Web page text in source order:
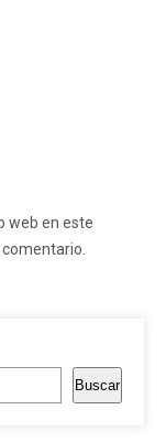
web en este
Buscar